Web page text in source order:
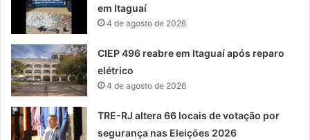
em Itaguaí
4 de agosto de 2026
CIEP 496 reabre em Itaguaí após reparo
elétrico
4 de agosto de 2026
TRE-RJ altera 66 locais de votação por
segurança nas Eleições 2026